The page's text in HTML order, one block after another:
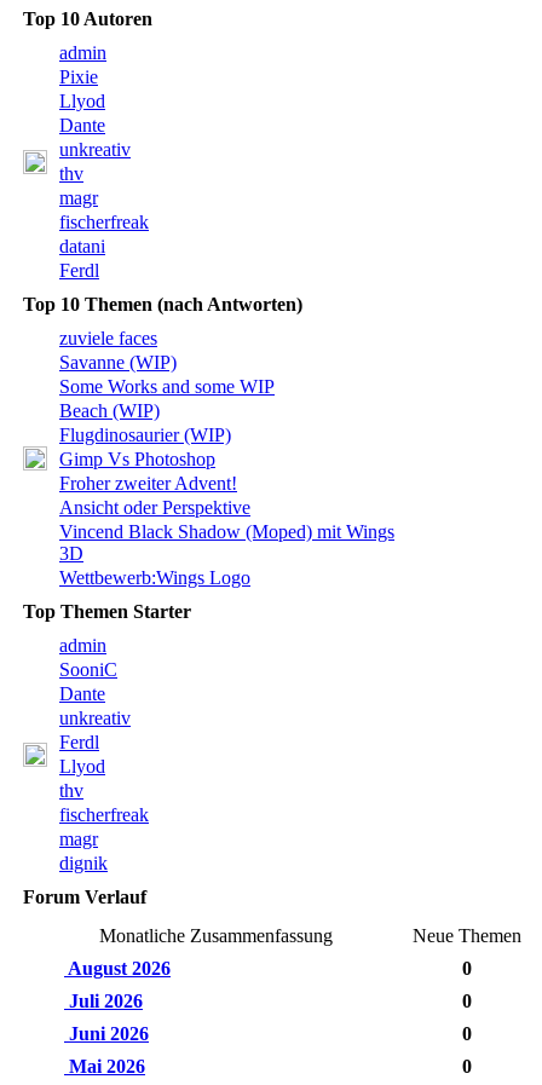
Top 10 Autoren
admin
Pixie
Llyod
Dante
unkreativ
thv
magr
fischerfreak
datani
Ferdl
Top 10 Themen (nach Antworten)
zuviele faces
Savanne (WIP)
Some Works and some WIP
Beach (WIP)
Flugdinosaurier (WIP)
Gimp Vs Photoshop
Froher zweiter Advent!
Ansicht oder Perspektive
Vincend Black Shadow (Moped) mit Wings
3D
Wettbewerb:Wings Logo
Top Themen Starter
admin
SooniC
Dante
unkreativ
Ferdl
Llyod
thv
fischerfreak
magr
dignik
Forum Verlauf
Monatliche Zusammenfassung
Neue Themen
August 2026
0
Juli 2026
0
Juni 2026
0
Mai 2026
0